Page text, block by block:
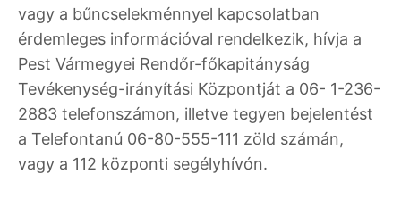
vagy a bűncselekménnyel kapcsolatban
érdemleges információval rendelkezik, hívja a
Pest Vármegyei Rendőr-főkapitányság
Tevékenység-irányítási Központját a 06- 1-236-
2883 telefonszámon, illetve tegyen bejelentést
a Telefontanú 06-80-555-111 zöld számán,
vagy a 112 központi segélyhívón.